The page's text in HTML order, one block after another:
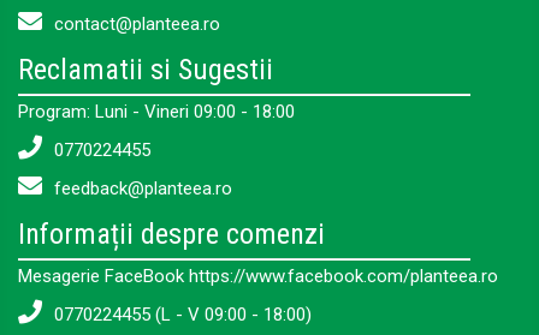
contact@planteea.ro
Reclamatii si Sugestii
Program: Luni - Vineri 09:00 - 18:00
0770224455
feedback@planteea.ro
Informații despre comenzi
Mesagerie FaceBook https://www.facebook.com/planteea.ro
0770224455 (L - V 09:00 - 18:00)